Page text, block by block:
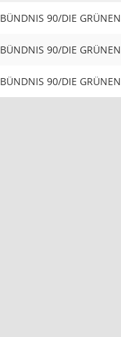
BÜNDNIS 90/DIE GRÜNEN
BÜNDNIS 90/DIE GRÜNEN
BÜNDNIS 90/DIE GRÜNEN